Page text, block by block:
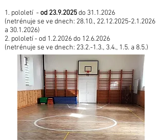
1. pololetí -od 23.9.2025do 31.1.2026
(netrénuje se ve dnech: 28.10., 22.12.2025-2.1.2026
a 30.1.2026)
2. pololetí - od 1.2.2026 do 12.6.2026
(netrénuje se ve dnech: 23.2.-1.3., 3.4., 1.5. a 8.5.)